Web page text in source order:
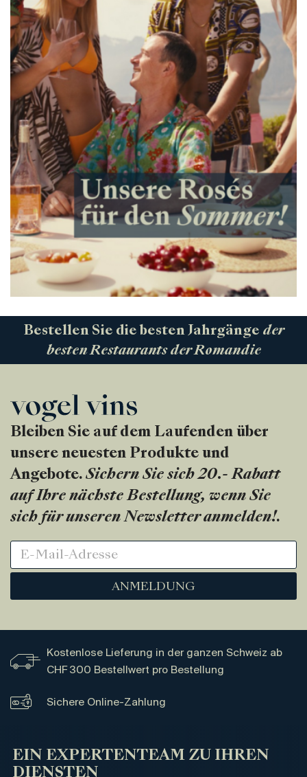
Bestellen Sie die besten Jahrgänge der
besten Restaurants der Romandie
Bleiben Sie auf dem Laufenden über
unsere neuesten Produkte und
Angebote. Sichern Sie sich 20.- Rabatt
auf Ihre nächste Bestellung, wenn Sie
sich für unseren Newsletter anmelden!.
ANMELDUNG
Kostenlose Lieferung in der ganzen Schweiz ab
CHF 300 Bestellwert pro Bestellung
Sichere Online-Zahlung
EIN EXPERTENTEAM ZU IHREN
DIENSTEN